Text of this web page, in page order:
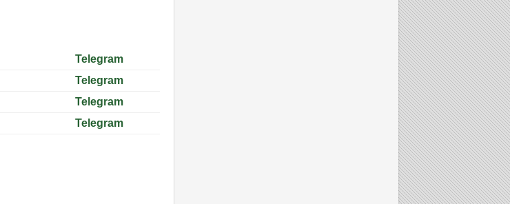
Telegram
Telegram
Telegram
Telegram